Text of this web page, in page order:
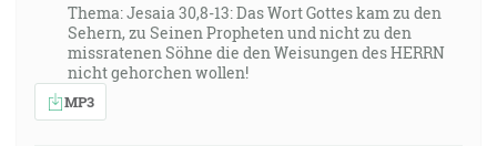
Thema: Jesaia 30,8-13: Das Wort Gottes kam zu den
Sehern, zu Seinen Propheten und nicht zu den
missratenen Söhne die den Weisungen des HERRN
nicht gehorchen wollen!
MP3